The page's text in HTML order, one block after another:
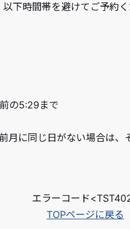
以下時間帯を避けてご予約く
の5:29まで
に同じ日がない場合は、
エラーコード
TOPページに戻る